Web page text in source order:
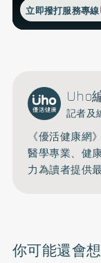
立即撥打服務專線
Uho
記者及
《優活健康網
醫學專業、健
力為讀者提供
你可能還會